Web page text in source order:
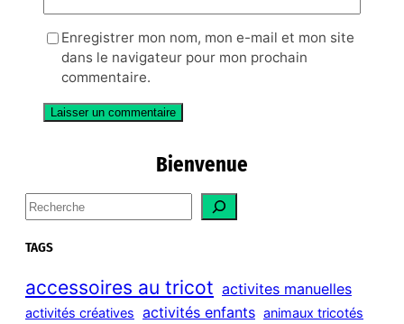
Enregistrer mon nom, mon e-mail et mon site
dans le navigateur pour mon prochain
commentaire.
Bienvenue
S
e
a
c
h
TAGS
accessoires au tricot activites manuelles
activités créatives activités enfants animaux tricotés